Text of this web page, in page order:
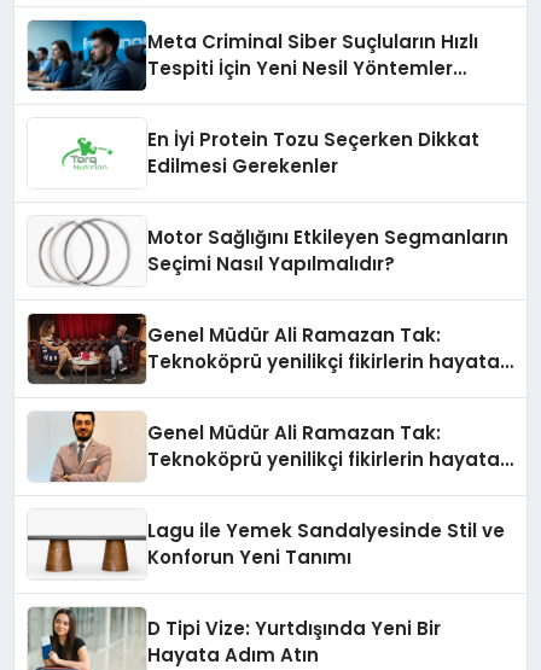
Meta Criminal Siber Suçluların Hızlı
Tespiti İçin Yeni Nesil Yöntemler
En İyi Protein Tozu Seçerken Dikkat
Edilmesi Gerekenler
Motor Sağlığını Etkileyen Segmanların
Seçimi Nasıl Yapılmalıdır?
Genel Müdür Ali Ramazan Tak:
Teknoköprü yenilikçi fikirlerin hayata
Genel Müdür Ali Ramazan Tak:
Teknoköprü yenilikçi fikirlerin hayata
Lagu ile Yemek Sandalyesinde Stil ve
Konforun Yeni Tanımı
D Tipi Vize: Yurtdışında Yeni Bir
Hayata Adım Atın